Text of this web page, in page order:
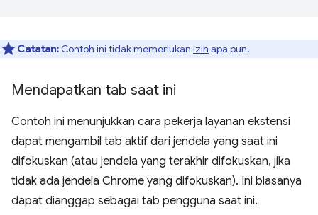
Catatan: Contoh ini tidak memerlukan izin apa pun.
Mendapatkan tab saat ini
Contoh ini menunjukkan cara pekerja layanan ekstensi
dapat mengambil tab aktif dari jendela yang saat ini
difokuskan (atau jendela yang terakhir difokuskan, jika
tidak ada jendela Chrome yang difokuskan). Ini biasanya
dapat dianggap sebagai tab pengguna saat ini.